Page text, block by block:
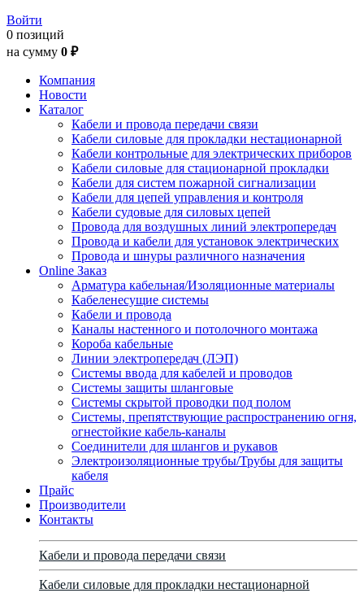
Войти
0 позиций
на сумму 0 ₽
Компания
Новости
Каталог
Кабели и провода передачи связи
Кабели силовые для прокладки нестационарной
Кабели контрольные для электрических приборов
Кабели силовые для стационарной прокладки
Кабели для систем пожарной сигнализации
Кабели для цепей управления и контроля
Кабели судовые для силовых цепей
Провода для воздушных линий электропередач
Провода и кабели для установок электрических
Провода и шнуры различного назначения
Online Заказ
Арматура кабельная/Изоляционные материалы
Кабеленесущие системы
Кабели и провода
Каналы настенного и потолочного монтажа
Короба кабельные
Линии электропередач (ЛЭП)
Системы ввода для кабелей и проводов
Системы защиты шланговые
Системы скрытой проводки под полом
Системы, препятствующие распространению огня,
огнестойкие кабель-каналы
Соединители для шлангов и рукавов
Электроизоляционные трубы/Трубы для защиты
кабеля
Прайс
Производители
Контакты
Кабели и провода передачи связи
Кабели силовые для прокладки нестационарной